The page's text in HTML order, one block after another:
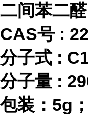
二间苯二醛
CAS号 :
分子式 :
分子量 :
包装： 5g